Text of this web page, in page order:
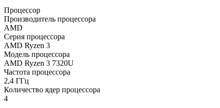
Процессор
Производитель процессора
AMD
Серия процессора
AMD Ryzen 3
Модель процессора
AMD Ryzen 3 7320U
Частота процессора
2,4 ГГц
Количество ядер процессора
4